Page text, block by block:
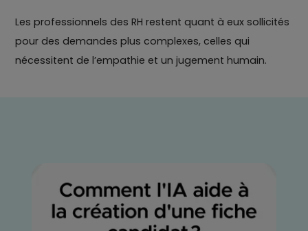
Les professionnels des RH restent quant à eux sollicités
pour des demandes plus complexes, celles qui
nécessitent de l’empathie et un jugement humain.